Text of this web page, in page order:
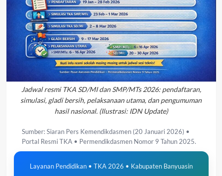
Jadwal resmi TKA SD/MI dan SMP/MTs 2026: pendaftaran,
simulasi, gladi bersih, pelaksanaan utama, dan pengumuman
hasil nasional. (Ilustrasi: IDN Update)
Sumber: Siaran Pers Kemendikdasmen (20 Januari 2026) •
Portal Resmi TKA • Permendikdasmen Nomor 9 Tahun 2025.
Layanan Pendidikan • TKA 2026 • Kabupaten Banyuasin